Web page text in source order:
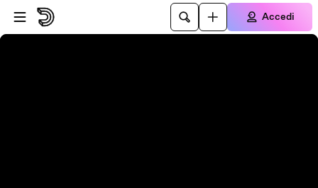
Vai al lettore
Passa al contenuto principale
Accedi